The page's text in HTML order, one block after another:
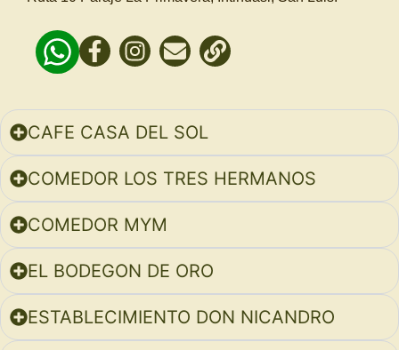
CAFE CASA DEL SOL
COMEDOR LOS TRES HERMANOS
COMEDOR MYM
EL BODEGON DE ORO
ESTABLECIMIENTO DON NICANDRO